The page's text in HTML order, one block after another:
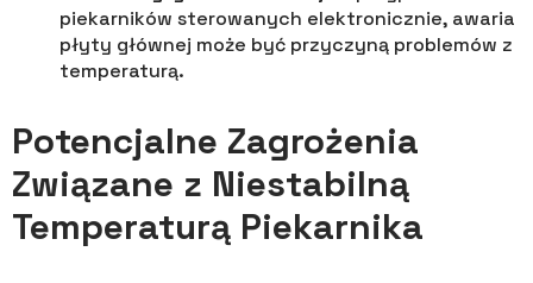
piekarników sterowanych elektronicznie, awaria
płyty głównej może być przyczyną problemów z
temperaturą.
Potencjalne Zagrożenia
Związane z Niestabilną
Temperaturą Piekarnika